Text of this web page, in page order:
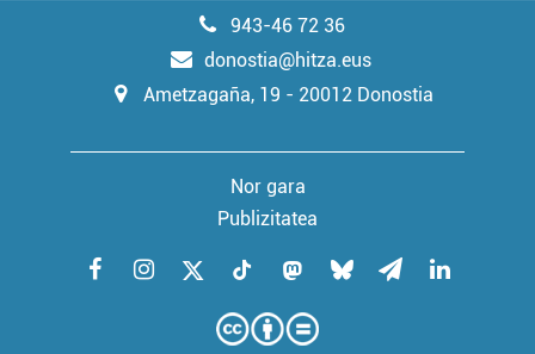
943-46 72 36
donostia@hitza.eus
Ametzagaña, 19 - 20012 Donostia
Nor gara
Publizitatea